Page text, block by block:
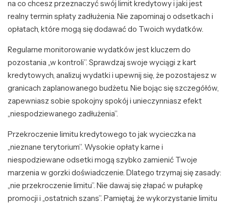
na co chcesz przeznaczyć swój limit kredytowy i jaki jest
realny termin spłaty zadłużenia. Nie zapominaj o odsetkach i
opłatach, które mogą się dodawać do Twoich wydatków.
Regularne monitorowanie wydatków jest kluczem do
pozostania „w kontroli”. Sprawdzaj swoje wyciągi z kart
kredytowych, analizuj wydatki i upewnij się, że pozostajesz w
granicach zaplanowanego budżetu. Nie bojąc się szczegółów,
zapewniasz sobie spokojny spokój i unieczynniasz efekt
„niespodziewanego zadłużenia”.
Przekroczenie limitu kredytowego to jak wycieczka na
„nieznane terytorium”. Wysokie opłaty karne i
niespodziewane odsetki mogą szybko zamienić Twoje
marzenia w gorzki doświadczenie. Dlatego trzymaj się zasady:
„nie przekroczenie limitu”. Nie dawaj się złapać w pułapkę
promocji i „ostatnich szans”. Pamiętaj, że wykorzystanie limitu